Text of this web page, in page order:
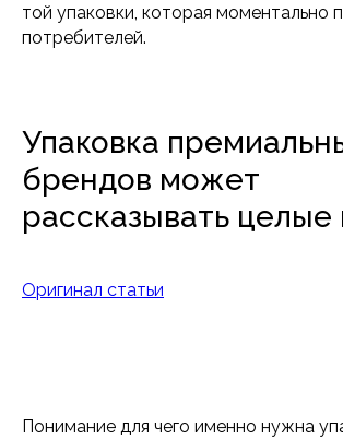
той упаковки, которая моментально
потребителей.
Упаковка
брендов может
рассказывать целые
Оригинал статьи
Понимание для чего именно нужна